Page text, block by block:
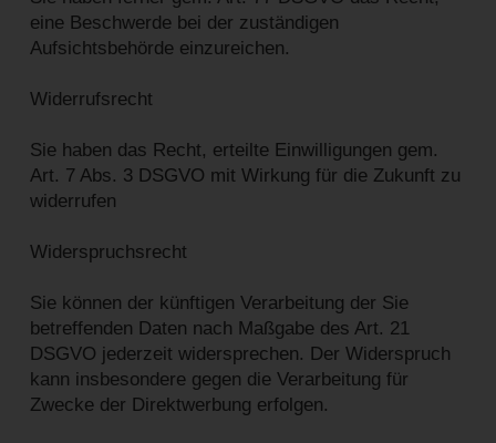
eine Beschwerde bei der zuständigen
Aufsichtsbehörde einzureichen.
Widerrufsrecht
Sie haben das Recht, erteilte Einwilligungen gem.
Art. 7 Abs. 3 DSGVO mit Wirkung für die Zukunft zu
widerrufen
Widerspruchsrecht
Sie können der künftigen Verarbeitung der Sie
betreffenden Daten nach Maßgabe des Art. 21
DSGVO jederzeit widersprechen. Der Widerspruch
kann insbesondere gegen die Verarbeitung für
Zwecke der Direktwerbung erfolgen.